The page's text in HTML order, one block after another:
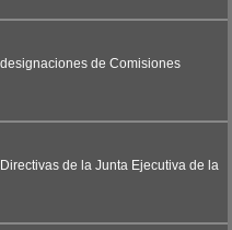
de Comisiones
de la Junta Ejecutiva de la